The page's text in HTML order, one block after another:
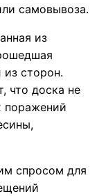
самовывоза.
из
сторон.
что доска не
поражений
спросом для